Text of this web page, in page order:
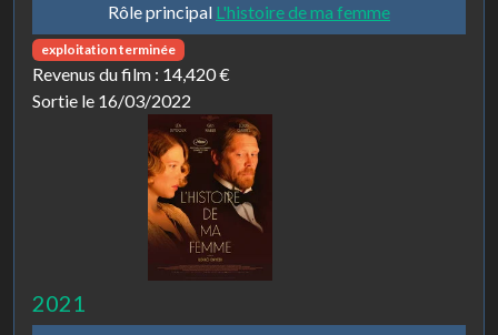
Rôle principal L'histoire de ma femme
exploitation terminée
Revenus du film : 14,420 €
Sortie le 16/03/2022
2021